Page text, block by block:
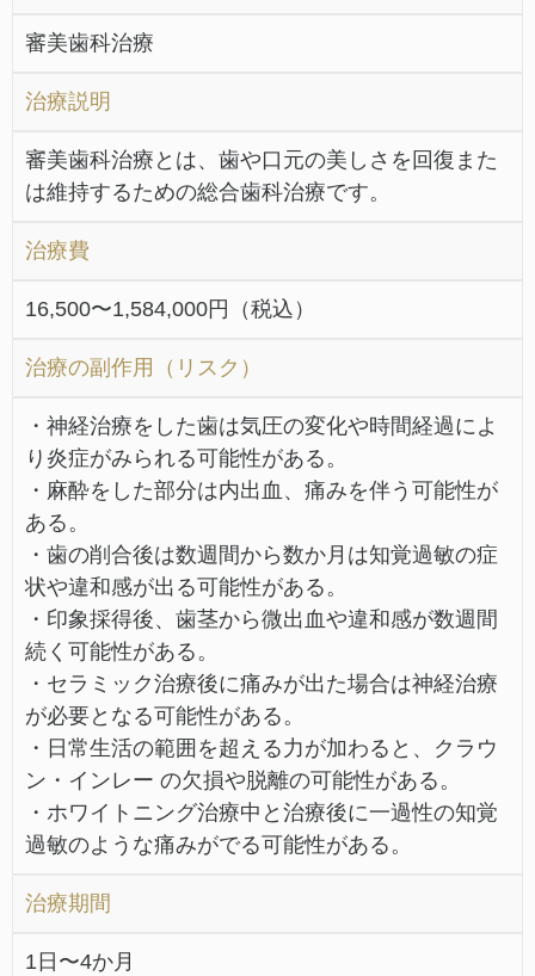
審美歯科治療
治療説明
審美歯科治療とは、歯や口元の美しさを回復また
は維持するための総合歯科治療です。
治療費
16,500〜1,584,000円（税込）
治療の副作用（リスク）
・神経治療をした歯は気圧の変化や時間経過によ
り炎症がみられる可能性がある。
・麻酔をした部分は内出血、痛みを伴う可能性が
ある。
・歯の削合後は数週間から数か月は知覚過敏の症
状や違和感が出る可能性がある。
・印象採得後、歯茎から微出血や違和感が数週間
続く可能性がある。
・セラミック治療後に痛みが出た場合は神経治療
が必要となる可能性がある。
・日常生活の範囲を超える力が加わると、クラウ
ン・インレー の欠損や脱離の可能性がある。
・ホワイトニング治療中と治療後に一過性の知覚
過敏のような痛みがでる可能性がある。
治療期間
1日〜4か月